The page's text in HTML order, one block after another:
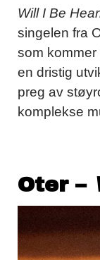
Will I Be
singelen fra
som
en dristig
preg av
komplekse
Oter –